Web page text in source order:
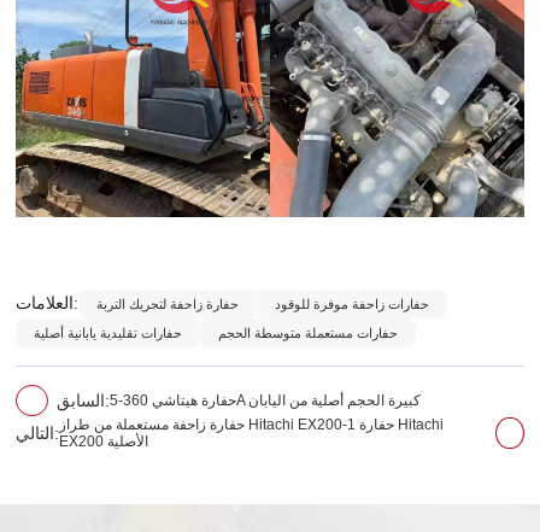
العلامات: حفارة زاحفة لتحريك التربة
حفارات زاحفة موفرة للوقود
حفارات تقليدية يابانية أصلية
حفارات مستعملة متوسطة الحجم
السابق: حفارة هيتاشي 360-5A كبيرة الحجم أصلية من اليابان
التالي:حفارة زاحفة مستعملة من طراز Hitachi EX200-1 حفارة Hitachi
EX200 الأصلية